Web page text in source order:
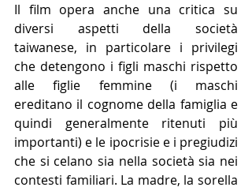
Il film opera anche una critica su
diversi aspetti della società
taiwanese, in particolare i privilegi
che detengono i figli maschi rispetto
alle figlie femmine (i maschi
ereditano il cognome della famiglia e
quindi generalmente ritenuti più
importanti) e le ipocrisie e i pregiudizi
che si celano sia nella società sia nei
contesti familiari. La madre, la sorella